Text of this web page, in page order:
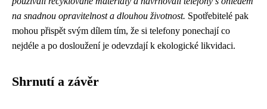
na snadnou opravitelnost a dlouhou životnost. Spotřebitelé pak
mohou přispět svým dílem tím, že si telefony ponechají co
nejdéle a po dosloužení je odevzdají k ekologické likvidaci.
Shrnutí a závěr